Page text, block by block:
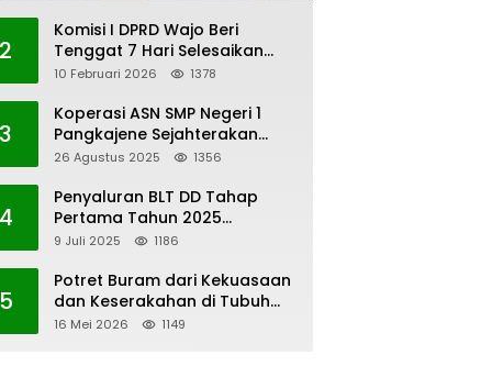
2
Komisi I DPRD Wajo Beri
Tenggat 7 Hari Selesaikan
Polemik Pengangkatan KAUR
10 Februari 2026 1378
3
Koperasi ASN SMP Negeri 1
Pangkajene Sejahterakan
Anggota
26 Agustus 2025 1356
Penyaluran BLT DD Tahap
Pertama Tahun 2025
Lembang Kaero
9 Juli 2025 1186
Potret Buram dari Kekuasaan
dan Keserakahan di Tubuh
PWI Sulsel
16 Mei 2026 1149